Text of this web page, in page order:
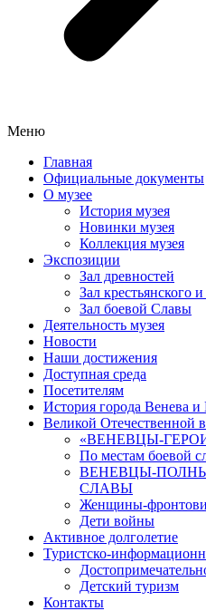
Меню
Главная
Официальные документы
О музее
История музея
Новинки музея
Коллекция музея
Экспозиции
Зал древностей
Зал крестьянского
Зал боевой Славы
Деятельность музея
Новости
Наши достижения
Доступная среда
Посетителям
История города Венева и
Великой Отечественной
«ВЕНЕВЦЫ-
По местам боевой
ВЕНЕВЦЫ-
СЛАВЫ
Женщины-
Дети войны
Активное долголетие
Туристско-
Детский туризм
Контакты